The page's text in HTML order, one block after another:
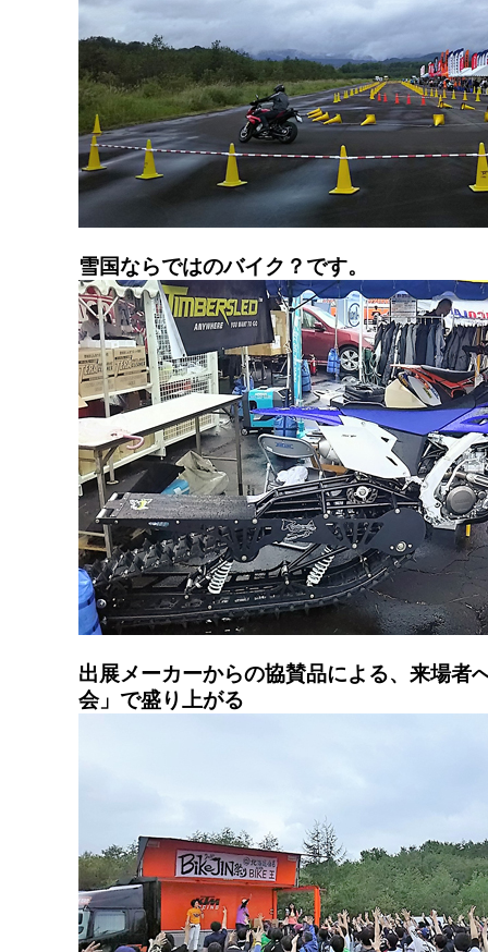
雪国ならではのバイク？です。
出展メーカーからの協賛品による、来場者
会」で盛り上がる